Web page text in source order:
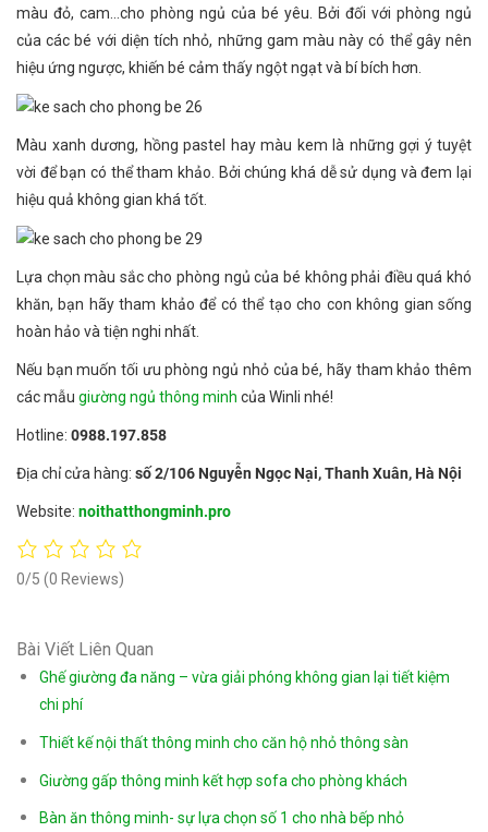
màu đỏ, cam…cho phòng ngủ của bé yêu. Bởi đối với phòng ngủ
của các bé với diện tích nhỏ, những gam màu này có thể gây nên
hiệu ứng ngược, khiến bé cảm thấy ngột ngạt và bí bích hơn.
Màu xanh dương, hồng pastel hay màu kem là những gợi ý tuyệt
vời để bạn có thể tham khảo. Bởi chúng khá dễ sử dụng và đem lại
hiệu quả không gian khá tốt.
Lựa chọn màu sắc cho phòng ngủ của bé không phải điều quá khó
khăn, bạn hãy tham khảo để có thể tạo cho con không gian sống
hoàn hảo và tiện nghi nhất.
Nếu bạn muốn tối ưu phòng ngủ nhỏ của bé, hãy tham khảo thêm
các mẫu giường ngủ thông minh của Winli nhé!
Hotline: 0988.197.858
Địa chỉ cửa hàng: số 2/106 Nguyễn Ngọc Nại, Thanh Xuân, Hà Nội
Website: noithatthongminh.pro
0/5 (0 Reviews)
Bài Viết Liên Quan
Ghế giường đa năng – vừa giải phóng không gian lại tiết kiệm
chi phí
Thiết kế nội thất thông minh cho căn hộ nhỏ thông sàn
Giường gấp thông minh kết hợp sofa cho phòng khách
Bàn ăn thông minh- sự lựa chọn số 1 cho nhà bếp nhỏ